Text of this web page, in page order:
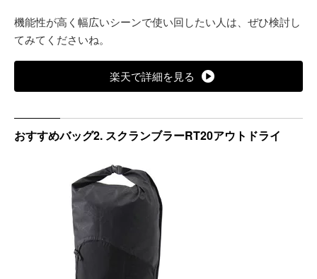
機能性が高く幅広いシーンで使い回したい人は、ぜひ検討し
てみてくださいね。
楽天で詳細を見る
おすすめバッグ2. スクランブラーRT20アウトドライ